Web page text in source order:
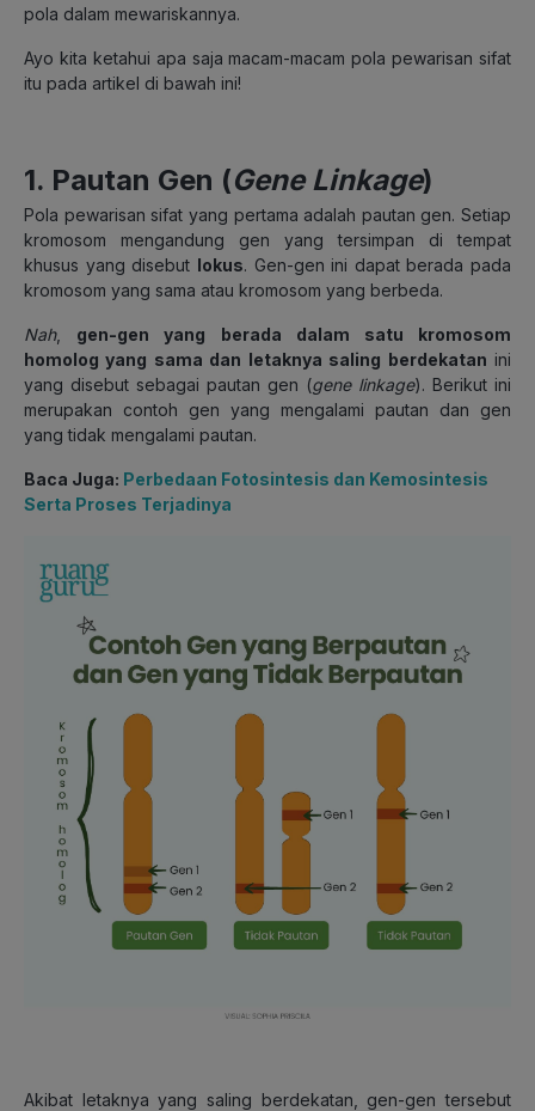
pola dalam mewariskannya.
Ayo kita ketahui apa saja macam-macam pola pewarisan sifat
itu pada artikel di bawah ini!
1. Pautan Gen (Gene Linkage)
Pola pewarisan sifat yang pertama adalah pautan gen. Setiap
kromosom mengandung gen yang tersimpan di tempat
khusus yang disebut lokus. Gen-gen ini dapat berada pada
kromosom yang sama atau kromosom yang berbeda.
Nah, gen-gen yang berada dalam satu kromosom
homolog yang sama dan letaknya saling berdekatan ini
yang disebut sebagai pautan gen (gene linkage). Berikut ini
merupakan contoh gen yang mengalami pautan dan gen
yang tidak mengalami pautan.
Baca Juga: Perbedaan Fotosintesis dan Kemosintesis
Serta Proses Terjadinya
Akibat letaknya yang saling berdekatan, gen-gen tersebut